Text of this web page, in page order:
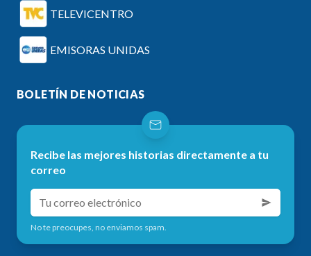
TELEVICENTRO
EMISORAS UNIDAS
BOLETÍN DE NOTICIAS
Recibe las mejores historias directamente a tu
correo
No te preocupes, no enviamos spam.